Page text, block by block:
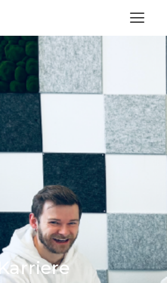
Karriere